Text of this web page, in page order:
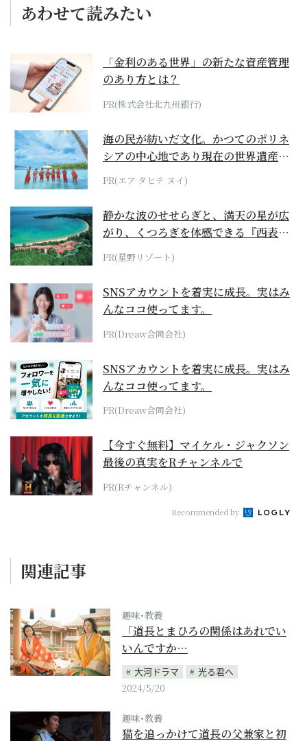
あわせて読みたい
「金利のある世界」の新たな資産管理
のあり方とは？
PR(株式会社北九州銀行)
海の民が紡いだ文化。かつてのポリネ
シアの中心地であり現在の世界遺産か
らみえてくる...
PR(エア タヒチ ヌイ)
静かな波のせせらぎと、満天の星が広
がり、くつろぎを体感できる『西表島
ホテル by...
PR(星野リゾート)
SNSアカウントを着実に成長。実はみ
んなココ使ってます。
PR(Dreaw合同会社)
SNSアカウントを着実に成長。実はみ
んなココ使ってます。
PR(Dreaw合同会社)
【今すぐ無料】マイケル・ジャクソン
最後の真実をRチャンネルで
PR(Rチャンネル)
Recommended by
関連記事
趣味･教養
「道長とまひろの関係はあれでい
いんですか…
大河ドラマ
光る君へ
2024/5/20
趣味･教養
猫を追っかけて道長の父兼家と初